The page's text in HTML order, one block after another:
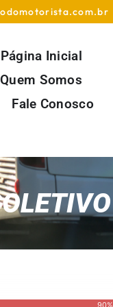
Página Inicial
Quem Somos
Fale Conosco
90%